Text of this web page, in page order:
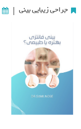
جراحی زیبایی بینی |